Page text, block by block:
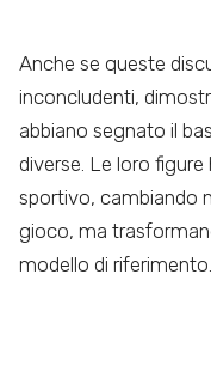
Anche se queste
inconcludenti,
abbiano segnato il
diverse. Le loro
sportivo, cambiando
gioco, ma
modello di riferimento.